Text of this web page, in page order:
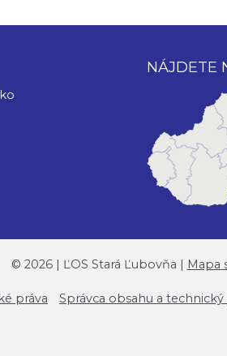
NÁJDETE
© 2026| ĽOS Stará Ľubovňa | Mapa
práva Správca obsahu a